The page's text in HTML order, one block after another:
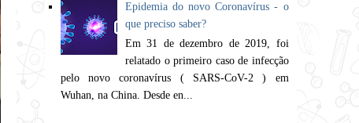
Epidemia do novo Coronavírus - o
que preciso saber?
Em 31 de dezembro de 2019, foi
relatado o primeiro caso de infecção
pelo novo coronavírus ( SARS-CoV-2 ) em
Wuhan, na China. Desde en...